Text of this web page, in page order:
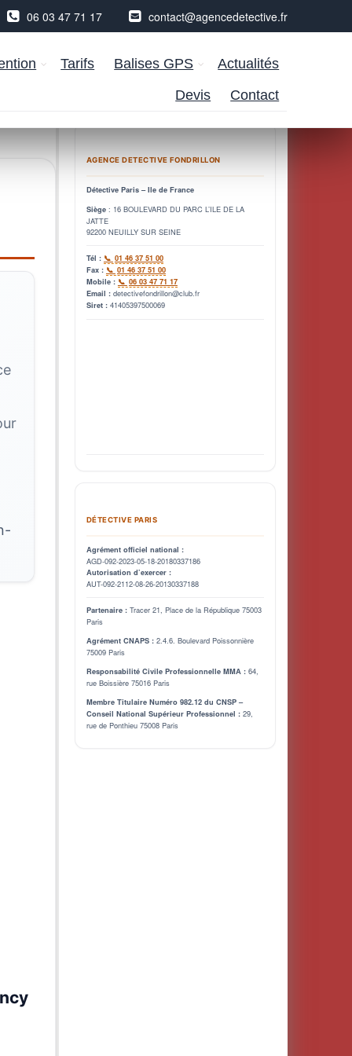
06 03 47 71 17 contact@agencedetective.fr
Tarifs Balises GPS
Actualités
Devis
Contact
AGENCE DETECTIVE FONDRILLON
Détective Paris – Ile de France
Siège: 16 BOULEVARD DU PARC L’ILE DE LA
JATTE
92200 NEUILLY SUR SEINE
Tél :
01 46 37 51 00
Fax :
01 46 37 51 00
Mobile :
06 03 47 71 17
Email :detectivefondrillon@club.fr
Siret :41405397500069
DÉTECTIVE PARIS
Agrément officiel national :
AGD-092-2023-05-18-20180337186
Autorisation d’exercer :
AUT-092-2112-08-26-20130337188
Partenaire :Tracer 21, Place de la République 75003
Paris
Agrément CNAPS :2.4.6. Boulevard Poissonnière
75009 Paris
Responsabilité Civile Professionnelle MMA :64,
rue Boissière 75016 Paris
Membre Titulaire Numéro 982.12 du CNSP –
Conseil National Supérieur Professionnel :29,
rue de Ponthieu 75008 Paris